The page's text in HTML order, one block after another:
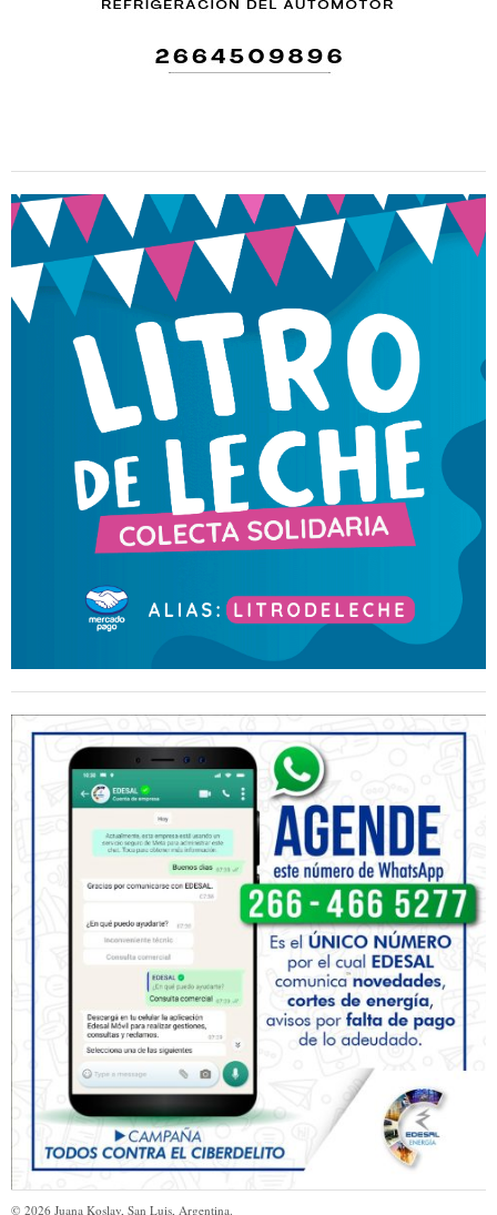
© 2026 Juana Koslay, San Luis, Argentina.